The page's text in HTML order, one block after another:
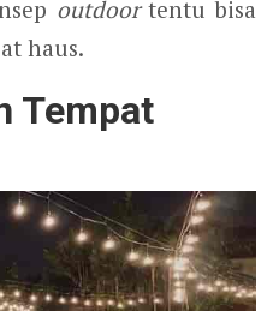
outdoortentu bisa
haus.
Tempat